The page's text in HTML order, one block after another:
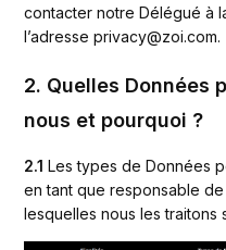
contacter notre Délégué à
l’adresse privacy@zoi.com.
2. Quelles Données
nous et pourquoi ?
2.1 Les types de Données
en tant que responsable
lesquelles nous les traitons